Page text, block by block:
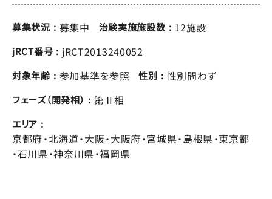
募集状況 募集中 治験実施施設数 12施設
jRCT番号 jRCT2013240052
対象年齢 参加基準を参照 性別 性別問わず
フェーズ（開発相） 第Ⅱ相
エリア
京都府 北海道 大阪 大阪府 宮城県 島根県 東京都
石川県 神奈川県 福岡県